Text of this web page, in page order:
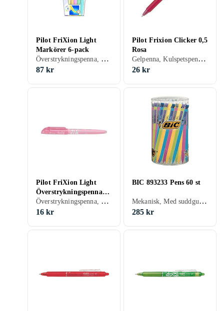
Pilot FriXion Light
Markörer 6-pack
Överstrykningspenna, Märkpenna, Med suddgummi, Blå, Gul, Orange, Grön, Rosa, Lila
87 kr
Pilot Frixion Clicker 0,5
Rosa
Gelpenna, Kulspetspenna, Med suddgummi, Svart, Blå, Röd, Grön, Rosa, Lila
26 kr
Pilot FriXion Light
Överstrykningspenna
Soft Pink
Överstrykningspenna, Permanent, Vattenbaserad, Med suddgummi, Svart, Blå, Röd, Gul, Orange, Grön, Rosa, Lila
16 kr
BIC 893233 Pens 60 st
Mekanisk, Med suddgummi
285 kr